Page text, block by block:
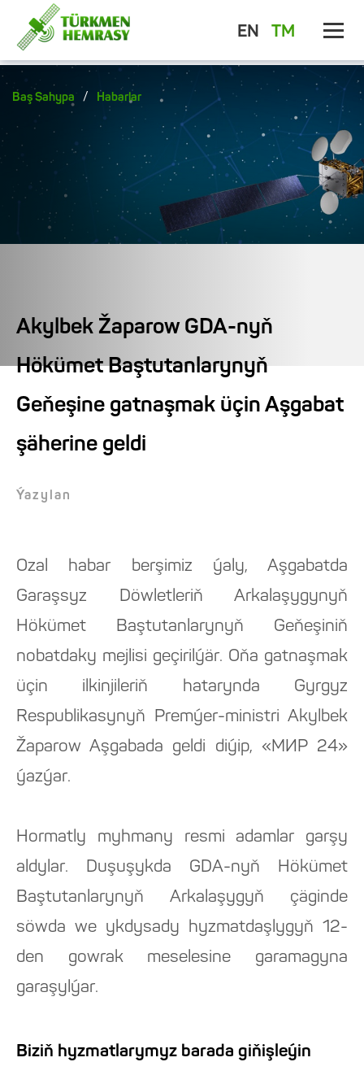
EN TM
Baş Sahypa / Habarlar
Akylbek Žaparow GDA-nyň
Hökümet Baştutanlarynyň
Geňeşine gatnaşmak üçin Aşgabat
şäherine geldi
Ýazylan
Ozal habar berşimiz ýaly, Aşgabatda
Garaşsyz Döwletleriň Arkalaşygynyň
Hökümet Baştutanlarynyň Geňeşiniň
nobatdaky mejlisi geçirilýär. Oňa gatnaşmak
üçin ilkinjileriň hatarynda Gyrgyz
Respublikasynyň Premýer-ministri Akylbek
Žaparow Aşgabada geldi diýip, «МИР 24»
ýazýar.
Hormatly myhmany resmi adamlar garşy
aldylar. Duşuşykda GDA-nyň Hökümet
Baştutanlarynyň Arkalaşygyň çäginde
söwda we ykdysady hyzmatdaşlygyň 12-
den gowrak meselesine garamagyna
garaşylýar.
Biziň hyzmatlarymyz barada giňişleýin